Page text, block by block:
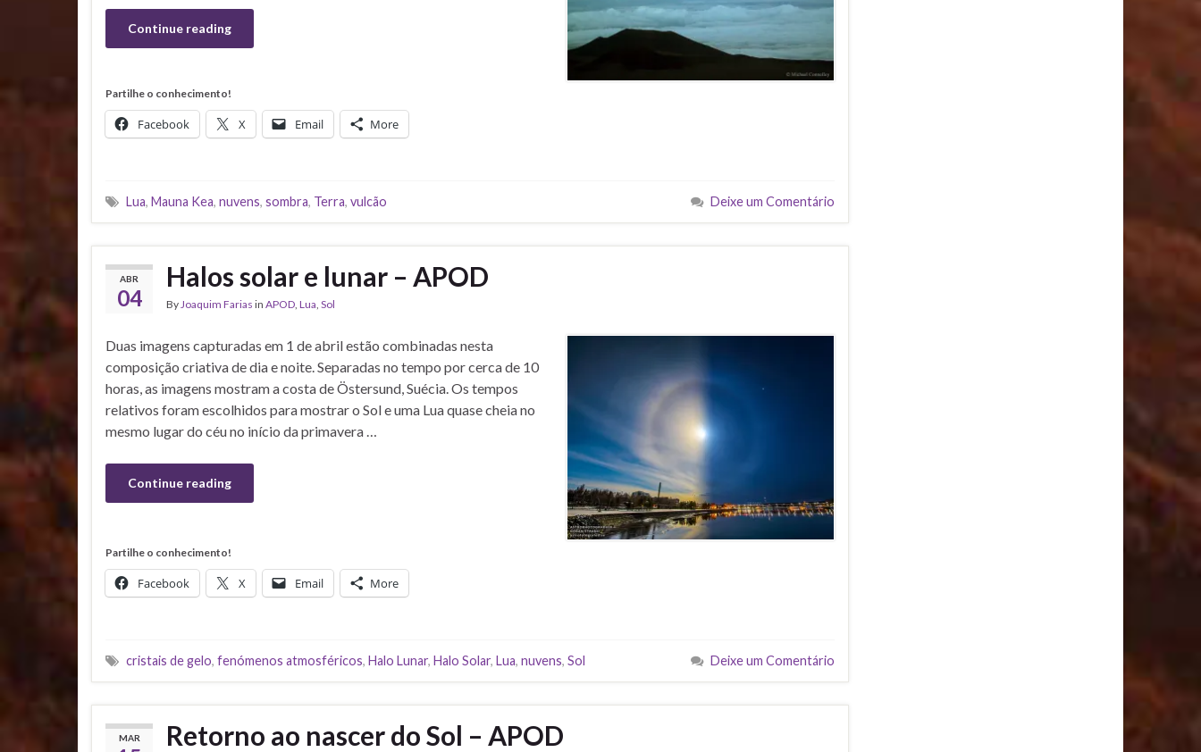
Continue reading
Partilhe o conhecimento!
Facebook X Email More
Lua, Mauna Kea, nuvens, sombra, Terra, vulcão Deixe um Comentário
ABR
04
Halos solar e lunar – APOD
ByJoaquim Farias in APOD, Lua, Sol
Duas imagens capturadas em 1 de abril estão combinadas nesta
composição criativa de dia e noite. Separadas no tempo por cerca de 10
horas, as imagens mostram a costa de Östersund, Suécia. Os tempos
relativos foram escolhidos para mostrar o Sol e uma Lua quase cheia no
mesmo lugar do céu no início da primavera …
Continue reading
Partilhe o conhecimento!
Facebook X Email More
cristais de gelo, fenómenos atmosféricos, Halo Lunar, Halo Solar, Lua, nuvens, Sol Deixe um Comentário
MAR Retorno ao nascer do Sol – APOD